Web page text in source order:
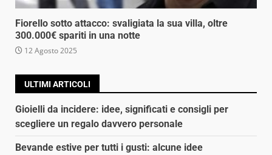
Fiorello sotto attacco: svaligiata la sua villa, oltre
300.000€ spariti in una notte
12 Agosto 2025
ULTIMI ARTICOLI
Gioielli da incidere: idee, significati e consigli per
scegliere un regalo davvero personale
Bevande estive per tutti i gusti: alcune idee